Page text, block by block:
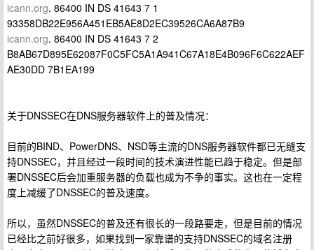
icann.org. 86400 IN DS 41643 7 1
93358DB22E956A451EB5AE8D2EC39526CA6A87B9
icann.org. 86400 IN DS 41643 7 2
B8AB67D895E62087F0C5FC5A1A941C67A18E4B096F6C622AEF
AE30DD 7B1EA199
关于DNSSEC在DNS服务器软件上的普及情况：
目前的BIND、PowerDNS、NSD等主流的DNS服务器软件都已无缝支
持DNSSEC，并且经过一段时间的技术演进性能已趋于稳定。但是部
署DNSSEC后会加重服务器的负载也成为不争的事实。这也在一定程
度上减缓了DNSSEC的普及速度。
所以，虽然DNSSEC的普及还有很长的一段路要走，但是目前的情况
已经比之前好很多，如果找到一家靠谱的支持DNSSEC的域名注册